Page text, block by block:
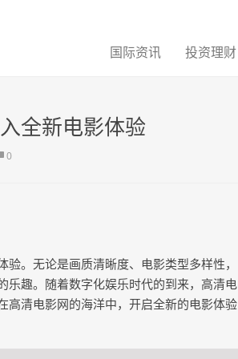
国际资讯 投资理财
全新电影体验
0
。无论是画质清晰度、电影类型多样性，
乐趣。随着数字化娱乐时代的到来，高清电
高清电影网的海洋中，开启全新的电影体验